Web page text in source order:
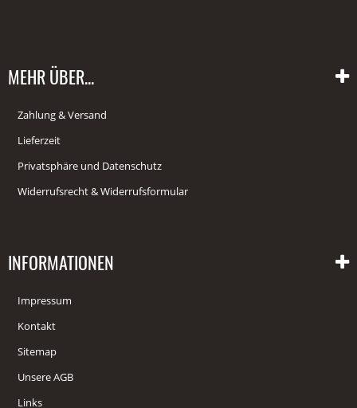
MEHR ÜBER...
Zahlung & Versand
Lieferzeit
Privatsphäre und Datenschutz
Widerrufsrecht & Widerrufsformular
INFORMATIONEN
Impressum
Kontakt
Sitemap
Unsere AGB
Links